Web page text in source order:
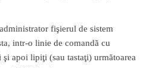
fişierul de sistem
intr-o linie de comandă cu
apoi lipiţi (sau tastaţi) următoarea